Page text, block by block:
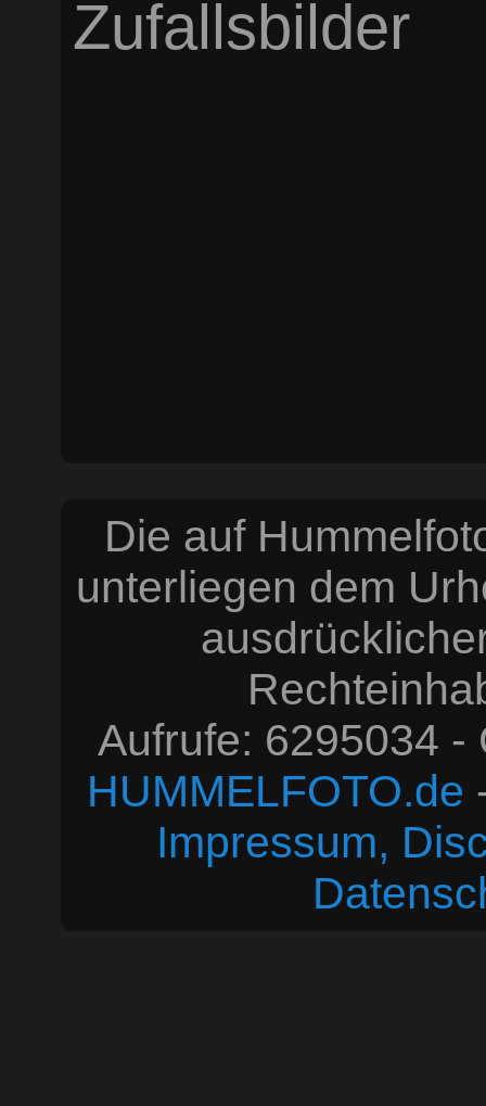
Zufallsbilder
Die auf
unterliegen dem
Aufrufe: 6295034
HUMMELFOTO.de
Impressum,